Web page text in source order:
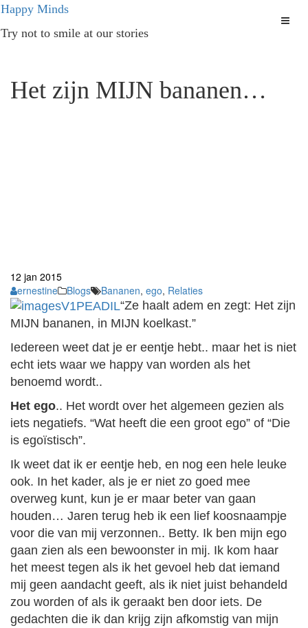
Ga
naar
de
Happy Minds
Try not to smile at our stories
Het zijn MIJN bananen…
12 jan 2015
ernestine
Blogs Bananen, ego, Relaties
“Ze haalt adem en zegt: Het zijn
MIJN bananen, in MIJN koelkast.”
Iedereen weet dat je er eentje hebt.. maar het is niet
echt iets waar we happy van worden als het
benoemd wordt..
Het ego.. Het wordt over het algemeen gezien als
iets negatiefs. “Wat heeft die een groot ego” of “Die
is egoïstisch”.
Ik weet dat ik er eentje heb, en nog een hele leuke
ook. In het kader, als je er niet zo goed mee
overweg kunt, kun je er maar beter van gaan
houden… Jaren terug heb ik een lief koosnaampje
voor die van mij verzonnen.. Betty. Ik ben mijn ego
gaan zien als een bewoonster in mij. Ik kom haar
het meest tegen als ik het gevoel heb dat iemand
mij geen aandacht geeft, als ik niet juist behandeld
zou worden of als ik geraakt ben door iets. De
gedachten die ik dan krijg zijn afkomstig van mijn